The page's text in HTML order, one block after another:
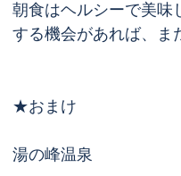
朝食はヘルシーで美味
する機会があれば、ま
★おまけ
湯の峰温泉